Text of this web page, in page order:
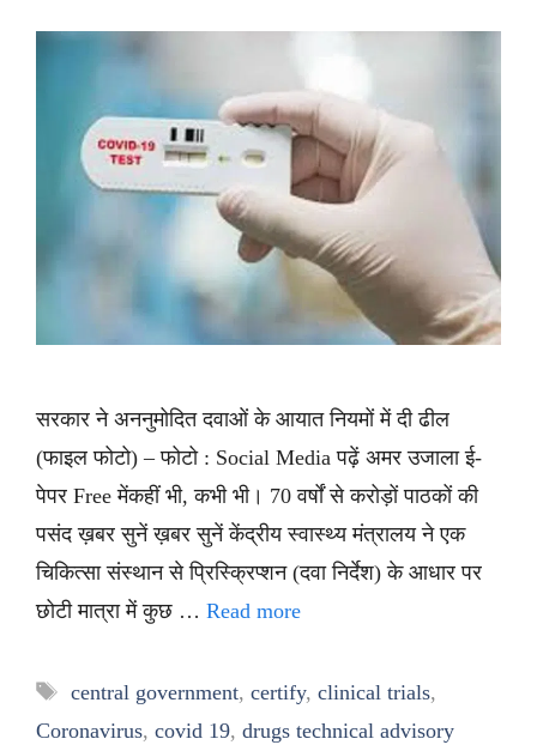
सरकार ने अननुमोदित दवाओं के आयात नियमों में दी ढील
(फाइल फोटो) – फोटो : Social Media पढ़ें अमर उजाला ई-
पेपर Free मेंकहीं भी, कभी भी। 70 वर्षों से करोड़ों पाठकों की
पसंद ख़बर सुनें ख़बर सुनें केंद्रीय स्वास्थ्य मंत्रालय ने एक
चिकित्सा संस्थान से प्रिस्क्रिप्शन (दवा निर्देश) के आधार पर
छोटी मात्रा में कुछ … Read more
Tags
central government, certify, clinical trials,
Coronavirus, covid 19, drugs technical advisory